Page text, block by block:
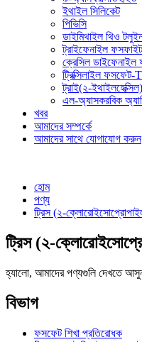
ইথাইল সিলিকেট
পিভিসি
ডাইমিথাইল থিও
ট্রাইফেনাইল
ক্রেসিল ডাইফেনাইল
ট্রিক্সিলাইল
ট্রাই(২-
এল-অ্যাসকরবিক
খবর
আমাদের সম্পর্কে
আমাদের সাথে যোগাযোগ করুন
হোম
পণ্য
ট্রিস (২-
ট্রিস (২-
হ্যালো, আমাদের পণ্যগুলি দেখতে
বিভাগ
ফসফেট শিখা প্রতিরোধক